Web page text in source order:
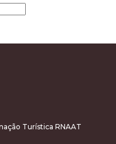
Turística RNAAT